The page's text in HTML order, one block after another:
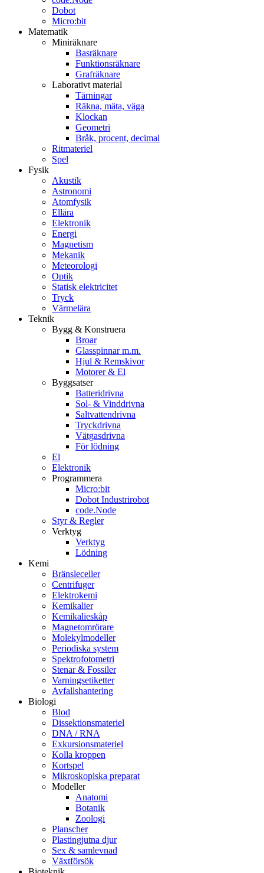
Dobot
Micro:bit
Matematik
Miniräknare
Basräknare
Funktionsräknare
Grafräknare
Laborativt material
Tärningar
Räkna, mäta, väga
Klockan
Geometri
Bråk, procent, decimal
Ritmateriel
Spel
Fysik
Akustik
Astronomi
Atomfysik
Ellära
Elektronik
Energi
Magnetism
Mekanik
Meteorologi
Optik
Statisk elektricitet
Tryck
Värmelära
Teknik
Bygg & Konstruera
Broar
Glasspinnar m.m.
Hjul & Remskivor
Motorer & El
Byggsatser
Batteridrivna
Sol- & Vinddrivna
Saltvattendrivna
Tryckdrivna
Vätgasdrivna
För lödning
El
Elektronik
Programmera
Micro:bit
Dobot Industrirobot
code.Node
Styr & Regler
Verktyg
Verktyg
Lödning
Kemi
Bränsleceller
Centrifuger
Elektrokemi
Kemikalier
Kemikalieskåp
Magnetomrörare
Molekylmodeller
Periodiska system
Spektrofotometri
Stenar & Fossiler
Varningsetiketter
Avfallshantering
Biologi
Blod
Dissektionsmateriel
DNA / RNA
Exkursionsmateriel
Kolla kroppen
Kortspel
Mikroskopiska preparat
Modeller
Anatomi
Botanik
Zoologi
Planscher
Plastingjutna djur
Sex & samlevnad
Växtförsök